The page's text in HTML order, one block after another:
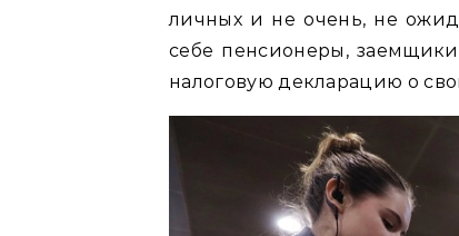
личных и не очень, не
себе пенсионеры,
налоговую декларацию о